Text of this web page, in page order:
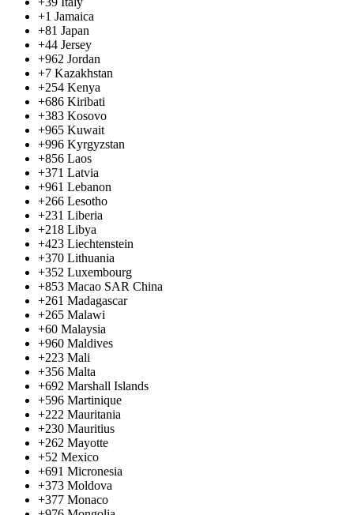
+1 Jamaica
+81 Japan
+44 Jersey
+962 Jordan
+7 Kazakhstan
+254 Kenya
+686 Kiribati
+383 Kosovo
+965 Kuwait
+996 Kyrgyzstan
+856 Laos
+371 Latvia
+961 Lebanon
+266 Lesotho
+231 Liberia
+218 Libya
+423 Liechtenstein
+370 Lithuania
+352 Luxembourg
+853 Macao SAR China
+261 Madagascar
+265 Malawi
+60 Malaysia
+960 Maldives
+223 Mali
+356 Malta
+692 Marshall Islands
+596 Martinique
+222 Mauritania
+230 Mauritius
+262 Mayotte
+52 Mexico
+691 Micronesia
+373 Moldova
+377 Monaco